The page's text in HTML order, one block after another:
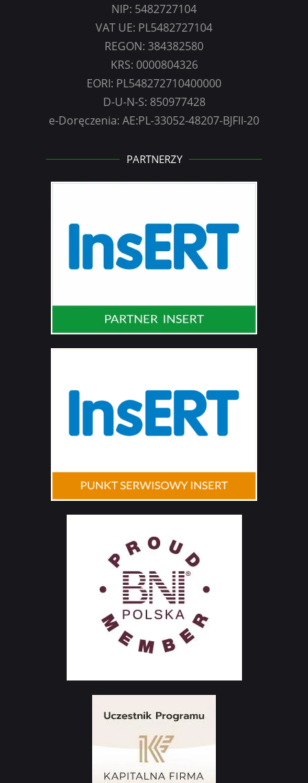
NIP: 5482727104
VAT UE: PL5482727104
REGON: 384382580
KRS: 0000804326
EORI: PL548272710400000
D-U-N-S: 850977428
e-Doręczenia: AE:PL-33052-48207-BJFII-20
PARTNERZY